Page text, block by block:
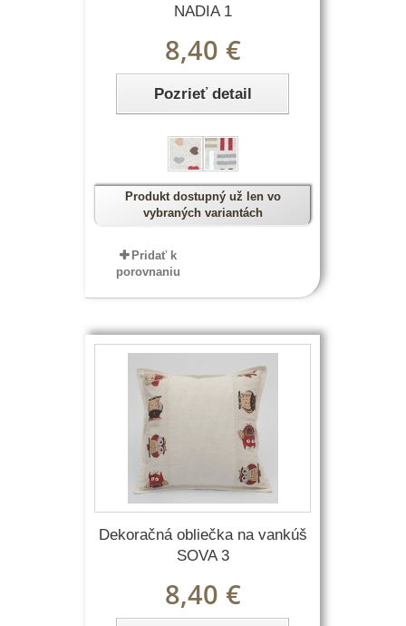
NADIA 1
8,40 €
Pozrieť detail
Produkt dostupný už len vo
vybraných variantách
Pridať k
porovnaniu
Dekoračná obliečka na vankúš
SOVA 3
8,40 €